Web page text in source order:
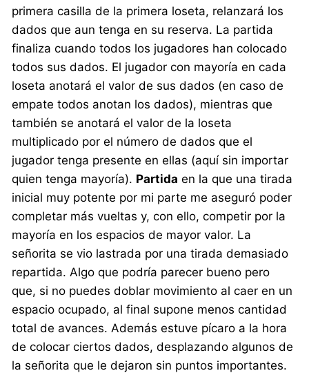
primera casilla de la primera loseta, relanzará los
dados que aun tenga en su reserva. La partida
finaliza cuando todos los jugadores han colocado
todos sus dados. El jugador con mayoría en cada
loseta anotará el valor de sus dados (en caso de
empate todos anotan los dados), mientras que
también se anotará el valor de la loseta
multiplicado por el número de dados que el
jugador tenga presente en ellas (aquí sin importar
quien tenga mayoría). Partida en la que una tirada
inicial muy potente por mi parte me aseguró poder
completar más vueltas y, con ello, competir por la
mayoría en los espacios de mayor valor. La
señorita se vio lastrada por una tirada demasiado
repartida. Algo que podría parecer bueno pero
que, si no puedes doblar movimiento al caer en un
espacio ocupado, al final supone menos cantidad
total de avances. Además estuve pícaro a la hora
de colocar ciertos dados, desplazando algunos de
la señorita que le dejaron sin puntos importantes.